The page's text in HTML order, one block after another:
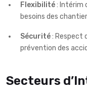
Flexibilité: Intérim
besoins des
Sécurité: Respect
prévention des
Secteurs